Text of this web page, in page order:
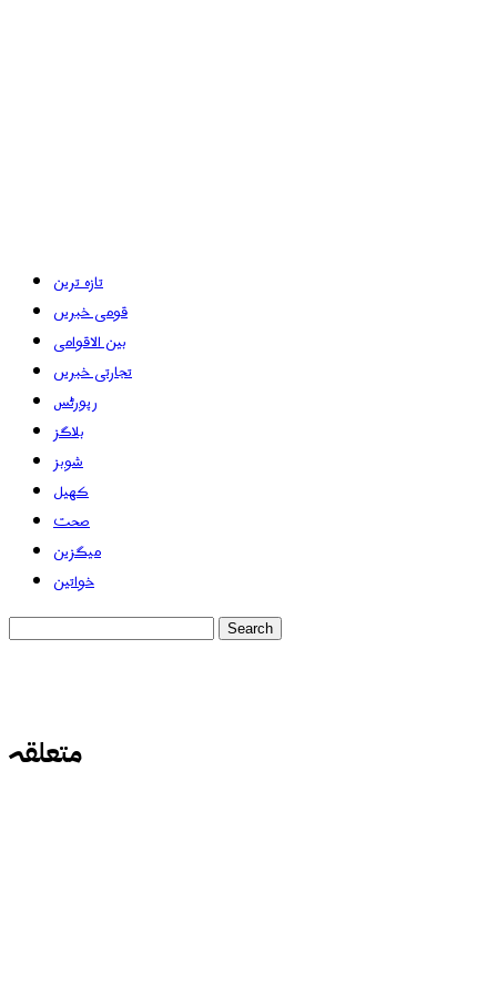
تازہ ترین
قومی خبریں
بین الاقوامی
تجارتی خبریں
رپورٹس
بلاگز
شوبز
کھیل
صحت
میگزین
خواتین
متعلقہ